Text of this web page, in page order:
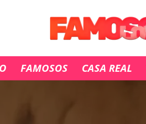
FAMOSOS CASA REAL